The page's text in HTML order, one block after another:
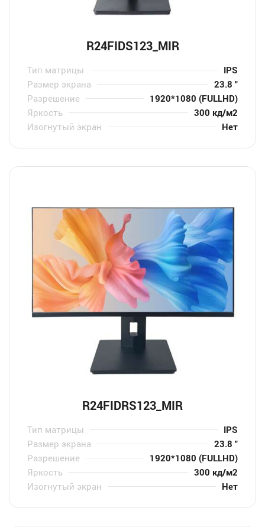
R24FIDS123_MIR
Тип матрицы
IPS
Размер экрана
23.8 "
Разрешение
1920*1080 (FULLHD)
Яркость
300 кд/м2
Изогнутый экран
Нет
R24FIDRS123_MIR
Тип матрицы
IPS
Размер экрана
23.8 "
Разрешение
1920*1080 (FULLHD)
Яркость
300 кд/м2
Изогнутый экран
Нет